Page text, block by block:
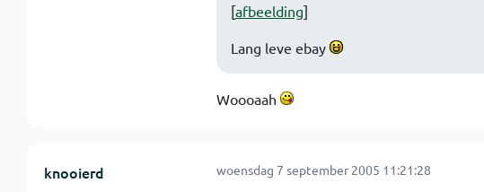
[afbeelding]
Lang leve ebay
Woooaah
knooierd woensdag 7 september 2005 11:21:28